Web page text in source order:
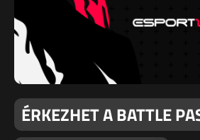
ÉRKEZHET A BATTLE